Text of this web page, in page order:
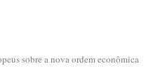
sobre a nova ordem econômica